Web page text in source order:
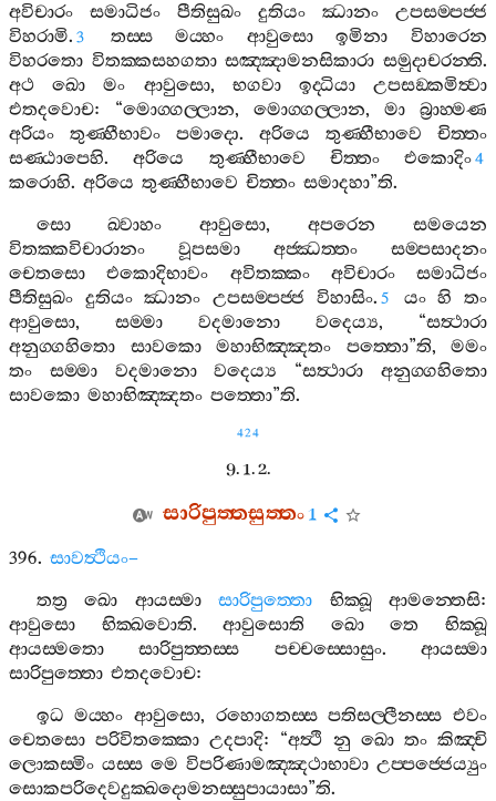
අවිචාරං
සමාධිජං පීතිසුඛං දුතියං ඣානං
උපසම‍්පජ‍්ජ
විහරාමි. 3 තස‍්ස මය‍්හං ආවුසො ඉමිනා
විහාරෙන
විහරතො විතක‍්කසහගතා සඤ‍්ඤාමනසිකාරා සමුදාචරන‍්ති.
අථ
ඛො මං ආවුසො, භගවා ඉද‍්ධියා
උපසඞ‍්කමිත්‍වා
එතදවොච: “මොග‍්ගල‍්ලාන, මොග‍්ගල‍්ලාන, මා
බ්‍රාහ‍්මණ
අරියං
තුණ‍්හීභාවං පමාදො. අරියෙ තුණ‍්හීභාවෙ
චිත‍්තං
සණ‍්ඨාපෙහි.අරියෙ තුණ‍්හීභාවෙ චිත‍්තං එකොදිං4
කරොහි. අරියෙ තුණ‍්හීභාවෙ චිත‍්තං සමාදහා”ති.
සො
ඛ‍්වාහං ආවුසො,අපරෙන
සමයෙන
විතක‍්කවිචාරානං
වූපසමා අජ‍්ඣත‍්තං
සම‍්පසාදනං
චෙතසො
එකොදිභාවං අවිතක‍්කං අවිචාරං
සමාධිජං
පීතිසුඛං දුතියං ඣානං උපසම‍්පජ‍්ජ විහාසිං. 5 යං හි
තං
ආවුසො, සම‍්මා වදමානො වදෙය්‍ය, “සත්‍ථාරා
අනුග‍්ගහිතො
සාවකො මහාභිඤ‍්ඤතං පත‍්තො”ති, මමං
තං
සම‍්මා වදමානො වදෙය්‍ය “සත්‍ථාරා
අනුග‍්ගහිතො
සාවකො මහාභිඤ‍්ඤතං පත‍්තො”ති.
424
9. 1. 2.
සාරිපුත‍්තසුත‍්තං1
396. සාවත්‍ථියං–
තත්‍ර
ඛො ආයස‍්මා සාරිපුත‍්තො භික‍්ඛූ ආමන‍්තෙසි:
ආවුසො
භික‍්ඛවොති.ආවුසොති ඛො තෙ
භික‍්ඛූ
ආයස‍්මතො
සාරිපුත‍්තස‍්ස පච‍්චස‍්සොසුං.ආයස‍්මා
සාරිපුත‍්තො එතදවොච:
ඉධ මය‍්හං ආවුසො, රහොගතස‍්ස පතිසල‍්ලීනස‍්ස එවං
චෙතසො පරිවිතක‍්කො උදපාදි: “අත්‍ථි නු ඛො තං කිඤ‍්චි
ලොකස‍්මිං යස‍්ස මෙ විපරිණාමඤ‍්ඤථාභාවා උප‍්පජ‍්ජෙය්‍යුං
සොකපරිදෙවදුක‍්ඛදොමනස‍්සුපායාසා”ති.